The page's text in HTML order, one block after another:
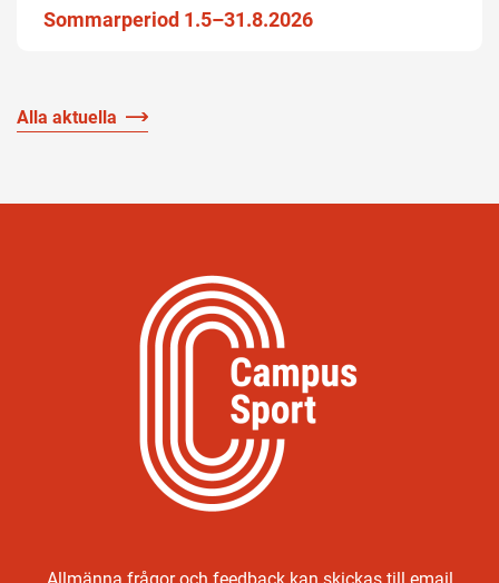
Sommarperiod 1.5–31.8.2026
Alla aktuella